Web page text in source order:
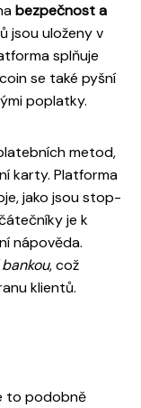
bezpečnost a
jsou uloženy v
splňuje
se také pyšní
poplatky.
metod,
karty. Platforma
jako jsou stop-
je k
nápověda.
, což
klientů.
to podobně